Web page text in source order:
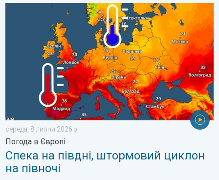
Спека на півдні, штормовий циклон на півночі. Погода в
середа, 8 липня 2026 р.
Погода в Європі
Спека на півдні, штормовий циклон
на півночі